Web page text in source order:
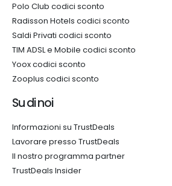
Polo Club codici sconto
Radisson Hotels codici sconto
Saldi Privati codici sconto
TIM ADSL e Mobile codici sconto
Yoox codici sconto
Zooplus codici sconto
Su di noi
Informazioni su TrustDeals
Lavorare presso TrustDeals
Il nostro programma partner
TrustDeals Insider